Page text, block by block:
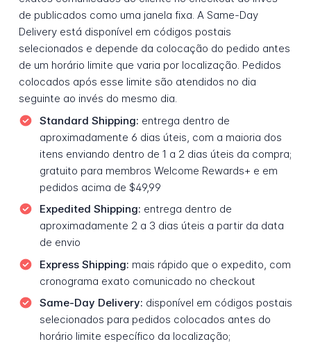
de publicados como uma janela fixa. A Same-Day
Delivery está disponível em códigos postais
selecionados e depende da colocação do pedido antes
de um horário limite que varia por localização. Pedidos
colocados após esse limite são atendidos no dia
seguinte ao invés do mesmo dia.
Standard Shipping: entrega dentro de
aproximadamente 6 dias úteis, com a maioria dos
itens enviando dentro de 1 a 2 dias úteis da compra;
gratuito para membros Welcome Rewards+ e em
pedidos acima de $49,99
Expedited Shipping: entrega dentro de
aproximadamente 2 a 3 dias úteis a partir da data
de envio
Express Shipping: mais rápido que o expedito, com
cronograma exato comunicado no checkout
Same-Day Delivery: disponível em códigos postais
selecionados para pedidos colocados antes do
horário limite específico da localização;